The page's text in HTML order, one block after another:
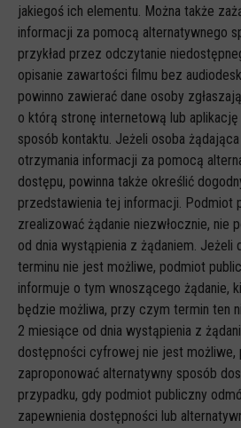
jakiegoś ich elementu. Można także
informacji za pomocą alternatywnego
przykład przez odczytanie
opisanie zawartości filmu bez
powinno zawierać dane osoby
o którą stronę internetową lub
sposób kontaktu. Jeżeli osoba
otrzymania informacji za pomocą
dostępu, powinna także określić
przedstawienia tej informacji. Podmiot
zrealizować żądanie niezwłocznie, nie
od dnia wystąpienia z żądaniem. Jeżeli
terminu nie jest możliwe, podmiot
informuje o tym wnoszącego żądanie,
będzie możliwa, przy czym termin ten
2 miesiące od dnia wystąpienia z
dostępności cyfrowej nie jest możliwe,
zaproponować alternatywny sposób
przypadku, gdy podmiot publiczny
zapewnienia dostępności lub